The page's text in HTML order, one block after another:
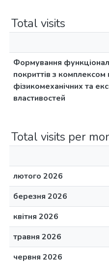
Total visits
Формування
покриттів з
фізикомеханічних та
властивостей
Total visits per
лютого 2026
березня 2026
квітня 2026
травня 2026
червня 2026